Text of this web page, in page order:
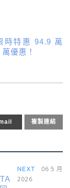
時特惠 94.9 萬
優惠！
複製連結
NEXT
06 5 月
2026